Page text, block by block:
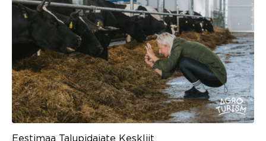
Eestimaa Talupidajate Keskliit